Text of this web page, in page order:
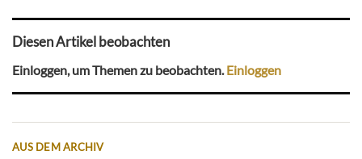
Diesen Artikel beobachten
Einloggen, um Themen zu beobachten.Einloggen
AUS DEM ARCHIV